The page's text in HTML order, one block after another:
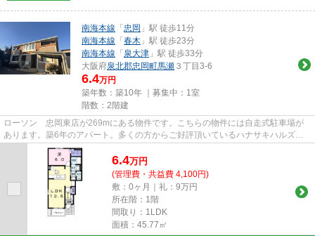
南海本線 「 忠岡 」駅 徒歩11分
南海本線 「 春木 」駅 徒歩23分
南海本線 「 泉大津 」駅 徒歩33分
大阪府泉北郡忠岡町馬瀬 ３丁目3-6
6.4万円
築年数：築10年 ｜募集中： 1室
階数：2階建
ローソン 忠岡東店が269mにある物件です。こちらの物件には自走式駐車場が
あります。築6年のアパート。多くの方からご好評頂いているハナサキハルズの
ご紹介です。関西不動産センター...
6.4万円
(管理費・共益費 4,100円)
敷：0ヶ月｜礼：9万円
所在階：1階
間取り：1LDK
面積：45.77㎡